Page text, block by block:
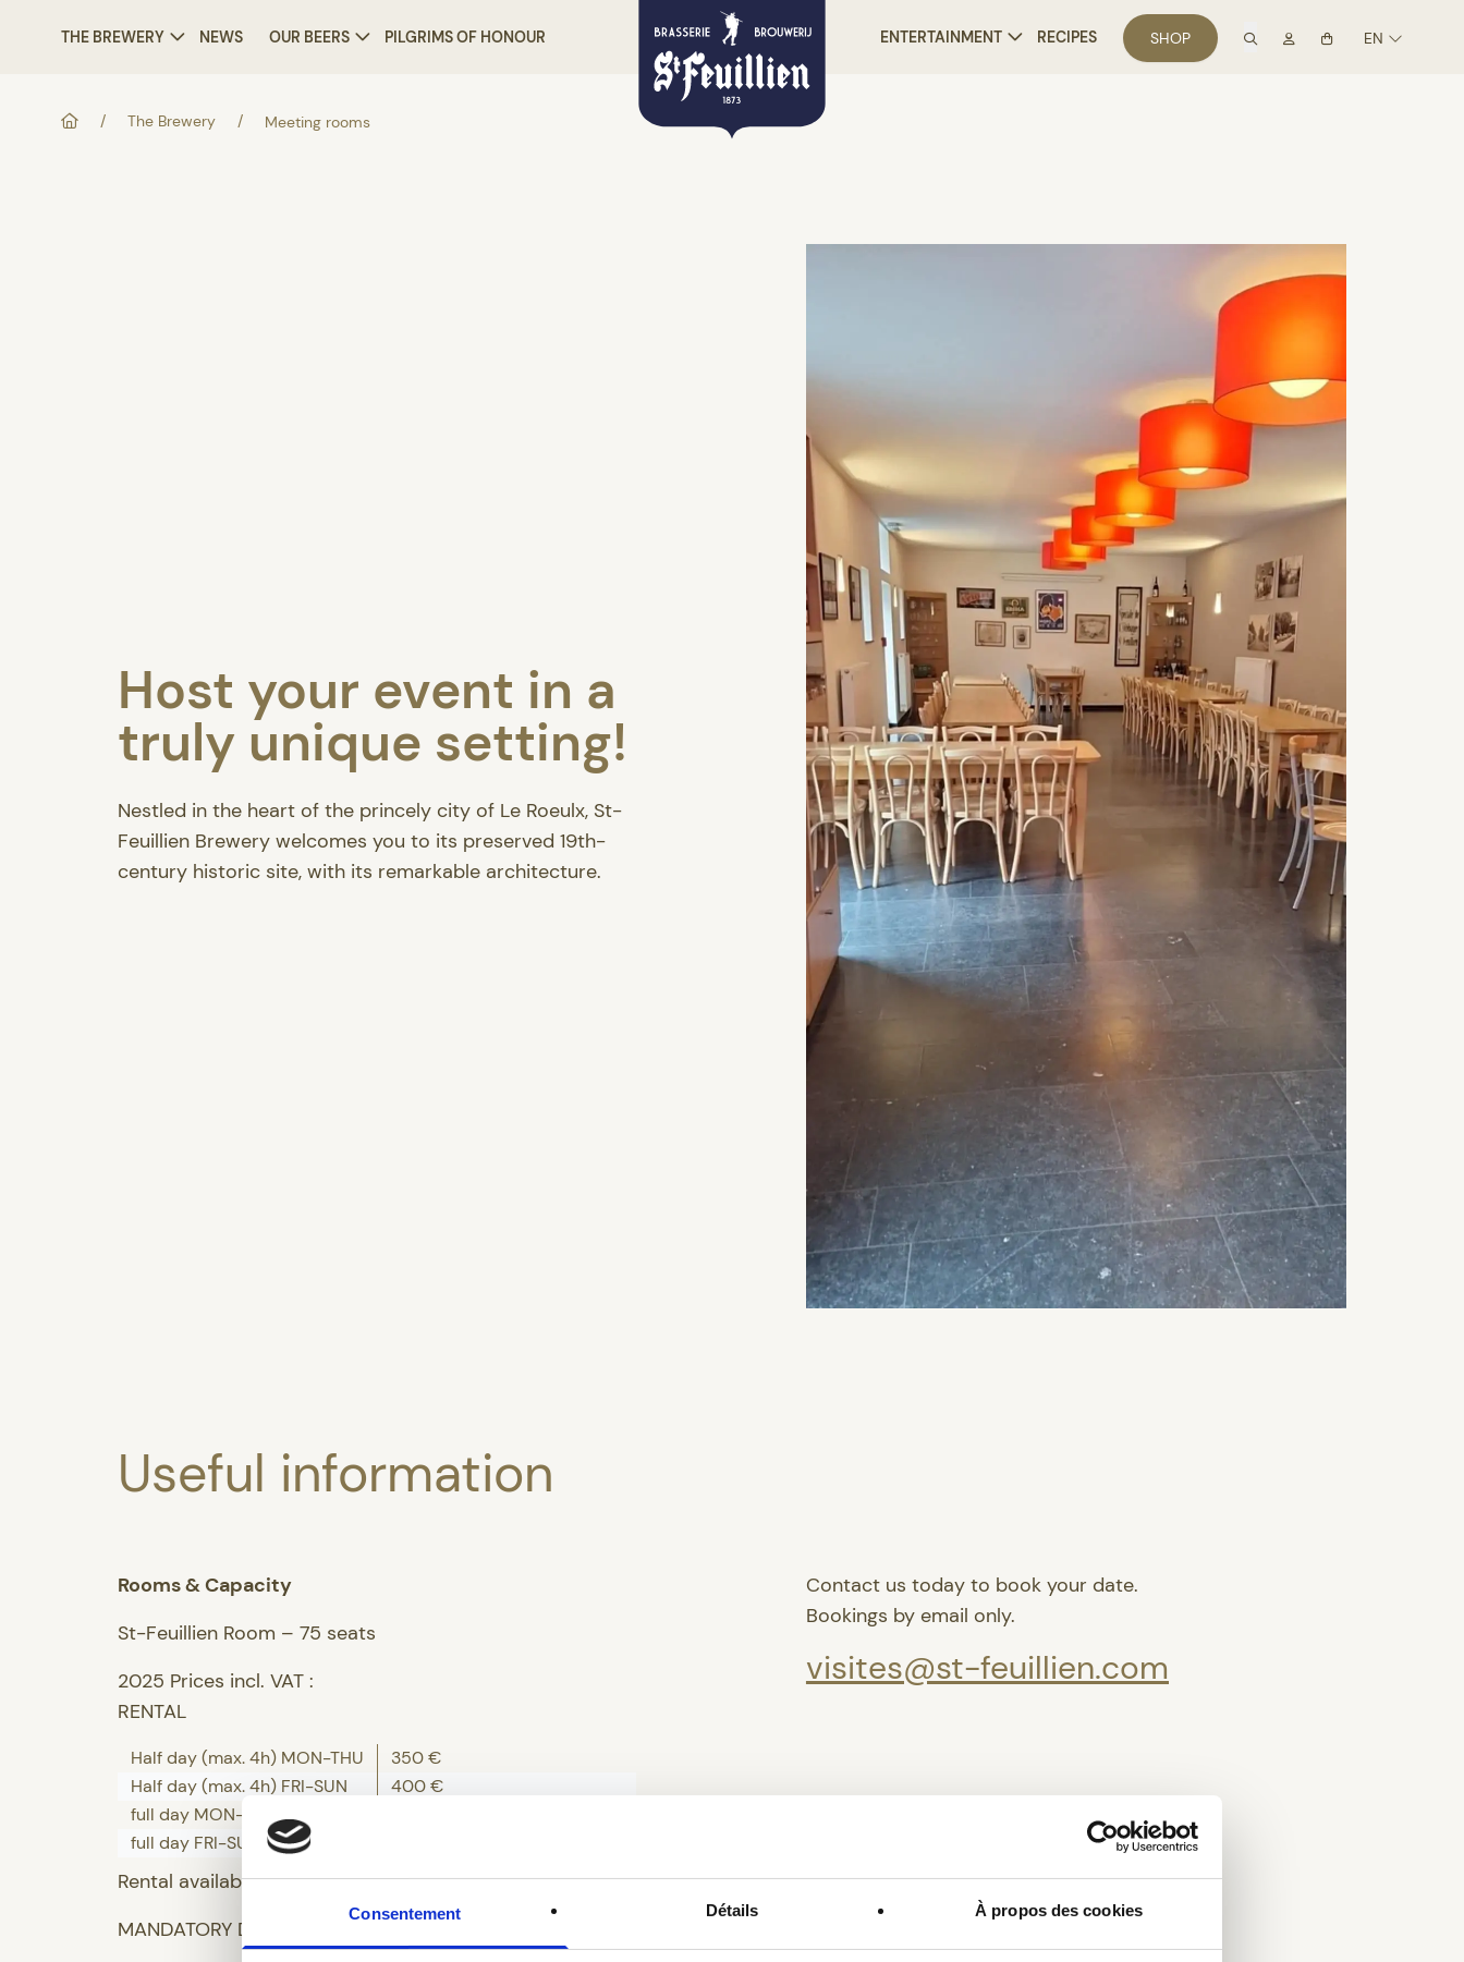
Consentement Détails À propos des cookies
THE BREWERY NEWS OUR BEERS PILGRIMS OF HONOUR ENTERTAINMENT RECIPES SHOP searchMon compte
EN
/ The Brewery / Meeting rooms
Host your event in a
truly unique setting!
Nestled in the heart of the princely city of Le Roeulx, St-
Feuillien Brewery welcomes you to its preserved 19th-
century historic site, with its remarkable architecture.
Useful information
Rooms & Capacity
St-Feuillien Room – 75 seats
2025 Prices incl. VAT :
RENTAL
Half day (max. 4h) MON-THU
350 €
Half day (max. 4h) FRI-SUN
400 €
full day MON-THU
full day FRI-SUN
Rental available until 11:00 PM maximum
MANDATORY DRINK PACKAGE – YOUR CHOICE
Contact us today to book your date.
Bookings by email only.
visites@st-feuillien.com